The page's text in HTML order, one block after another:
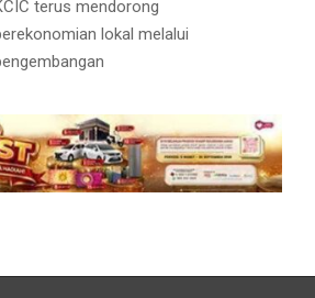
terus mendorong
lokal melalui